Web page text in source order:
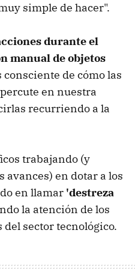
simple de hacer".
durante el
manual de objetos
consciente de cómo las
en nuestra
recurriendo a la
trabajando (y
en dotar a los
en llamar 'destreza
la atención de los
sector tecnológico.